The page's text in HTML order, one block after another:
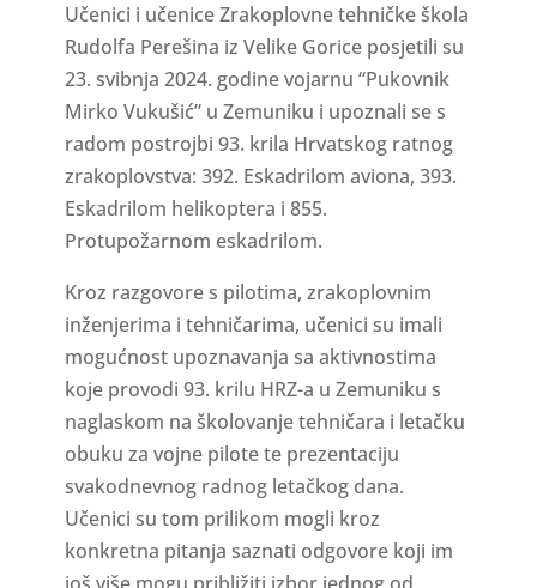
Učenici i učenice Zrakoplovne tehničke škola
Rudolfa Perešina iz Velike Gorice posjetili su
23. svibnja 2024. godine vojarnu “Pukovnik
Mirko Vukušić” u Zemuniku i upoznali se s
radom postrojbi 93. krila Hrvatskog ratnog
zrakoplovstva: 392. Eskadrilom aviona, 393.
Eskadrilom helikoptera i 855.
Protupožarnom eskadrilom.
Kroz razgovore s pilotima, zrakoplovnim
inženjerima i tehničarima, učenici su imali
mogućnost upoznavanja sa aktivnostima
koje provodi 93. krilu HRZ-a u Zemuniku s
naglaskom na školovanje tehničara i letačku
obuku za vojne pilote te prezentaciju
svakodnevnog radnog letačkog dana.
Učenici su tom prilikom mogli kroz
konkretna pitanja saznati odgovore koji im